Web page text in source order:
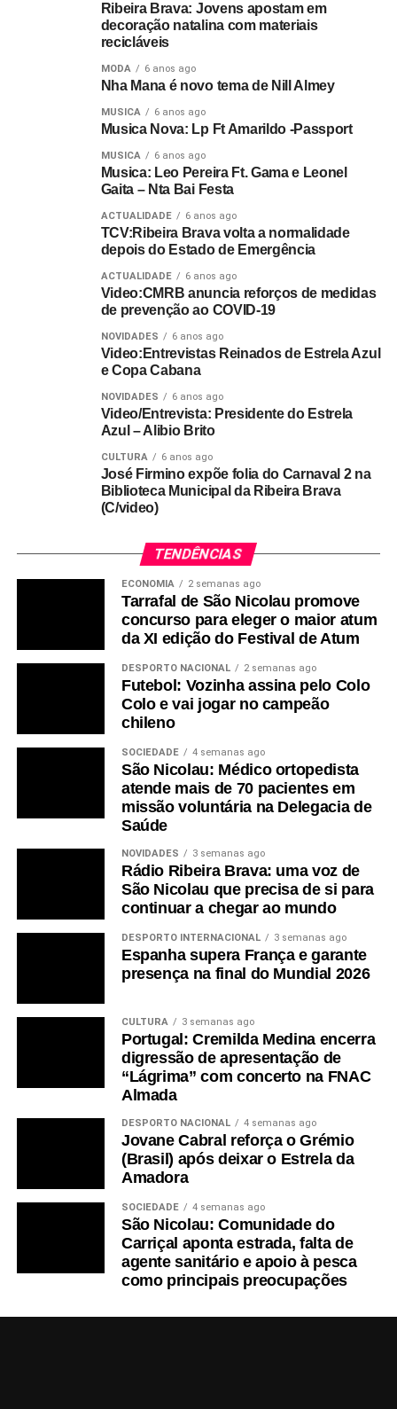
Ribeira Brava: Jovens apostam em
decoração natalina com materiais
recicláveis
MODA 6 anos ago
Nha Mana é novo tema de Nill Almey
MUSICA 6 anos ago
Musica Nova: Lp Ft Amarildo -Passport
MUSICA 6 anos ago
Musica: Leo Pereira Ft. Gama e Leonel
Gaita – Nta Bai Festa
ACTUALIDADE 6 anos ago
TCV:Ribeira Brava volta a normalidade
depois do Estado de Emergência
ACTUALIDADE 6 anos ago
Video:CMRB anuncia reforços de medidas
de prevenção ao COVID-19
NOVIDADES 6 anos ago
Video:Entrevistas Reinados de Estrela Azul
e Copa Cabana
NOVIDADES 6 anos ago
Video/Entrevista: Presidente do Estrela
Azul – Alibio Brito
CULTURA 6 anos ago
José Firmino expõe folia do Carnaval 2 na
Biblioteca Municipal da Ribeira Brava
(C/video)
TENDÊNCIAS
ECONOMIA 2 semanas ago
Tarrafal de São Nicolau promove
concurso para eleger o maior atum
da XI edição do Festival de Atum
DESPORTO NACIONAL 2 semanas ago
Futebol: Vozinha assina pelo Colo
Colo e vai jogar no campeão
chileno
SOCIEDADE 4 semanas ago
São Nicolau: Médico ortopedista
atende mais de 70 pacientes em
missão voluntária na Delegacia de
Saúde
NOVIDADES 3 semanas ago
Rádio Ribeira Brava: uma voz de
São Nicolau que precisa de si para
continuar a chegar ao mundo
DESPORTO INTERNACIONAL 3 semanas ago
Espanha supera França e garante
presença na final do Mundial 2026
CULTURA 3 semanas ago
Portugal: Cremilda Medina encerra
digressão de apresentação de
“Lágrima” com concerto na FNAC
Almada
DESPORTO NACIONAL 4 semanas ago
Jovane Cabral reforça o Grémio
(Brasil) após deixar o Estrela da
Amadora
SOCIEDADE 4 semanas ago
São Nicolau: Comunidade do
Carriçal aponta estrada, falta de
agente sanitário e apoio à pesca
como principais preocupações